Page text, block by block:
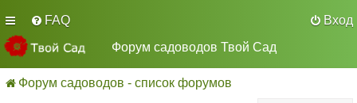
FAQ
Вход
Форум садоводов Твой Сад
Форум садоводов - список форумов